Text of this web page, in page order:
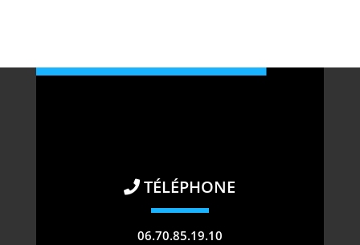
TÉLÉPHONE
06.70.85.19.10